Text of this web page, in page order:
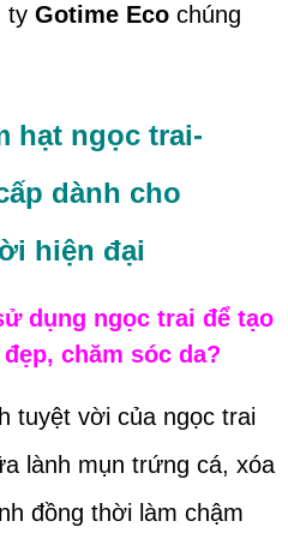
ty Gotime Eco chúng
hạt ngọc trai-
dành cho
hiện đại
dụng ngọc trai để tạo
chăm sóc da?
tuyệt vời của ngọc trai
lành mụn trứng cá, xóa
đồng thời làm chậm